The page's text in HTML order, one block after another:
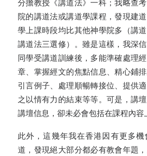
分擔教授《講道法》一科；我略查
院的講道法或講道學課程，發現建
學上課時段均比其他神學院多（講
講道法三選修）。雖是這樣，我深
同學受講道訓練後，多能準確處理
章、掌握經文的焦點信息、精心鋪
引言例子、處理順暢轉接位、提供
之以情有力的結束等等。可是，講
講壇信息，卻未必會包括在課程內容
此外，這幾年我在香港因有更多
道，發現絕大部分都必有教會年題